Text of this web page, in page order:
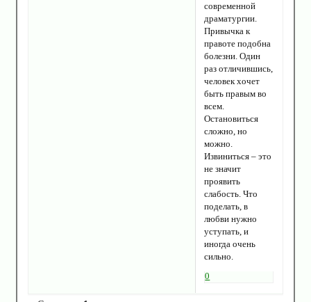
современной
драматургии.
Привычка к
правоте подобна
болезни. Один
раз отличившись,
человек хочет
быть правым во
всем.
Остановиться
сложно, но
можно.
Извиниться – это
не значит
проявить
слабость. Что
поделать, в
любви нужно
уступать, и
иногда очень
сильно.
0